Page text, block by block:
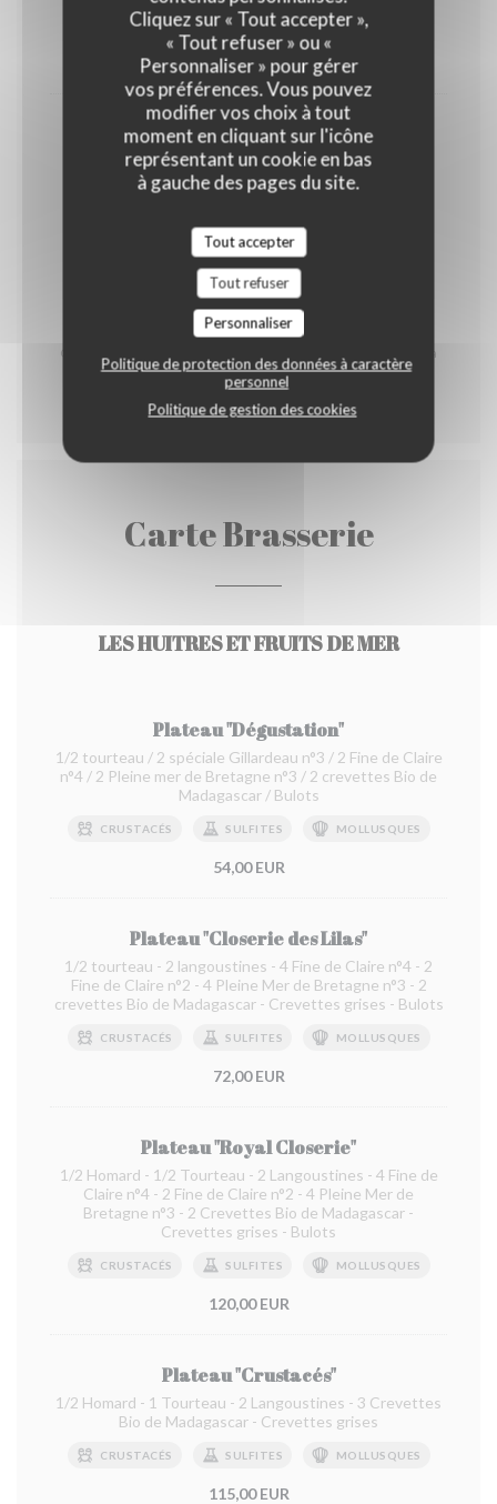
Cliquez sur « Tout accepter »,
« Tout refuser » ou «
Personnaliser » pour gérer
vos préférences. Vous pouvez
modifier vos choix à tout
moment en cliquant sur l'icône
représentant un cookie en bas
à gauche des pages du site.
Tout accepter
Tout refuser
Personnaliser
Politique de protection des données à caractère
personnel
Politique de gestion des cookies
OEUFS LAIT FRUITS À COQUE
13,00 EUR
Café & Mignardises
GLUTEN OEUFS LAIT
5,50 EUR
* Contient du porc
Carte des produits allergènes à votre disposition
Carte réalisée par notre Chef Johann Staskiewicz et sa
brigade
Carte Brasserie
LES HUITRES ET FRUITS DE MER
Plateau "Dégustation"
1/2 tourteau / 2 spéciale Gillardeau n°3 / 2 Fine de Claire
n°4 / 2 Pleine mer de Bretagne n°3 / 2 crevettes Bio de
Madagascar / Bulots
CRUSTACÉS SULFITES MOLLUSQUES
54,00 EUR
Plateau "Closerie des Lilas"
1/2 tourteau - 2 langoustines - 4 Fine de Claire n°4 - 2
Fine de Claire n°2 - 4 Pleine Mer de Bretagne n°3 - 2
crevettes Bio de Madagascar - Crevettes grises - Bulots
CRUSTACÉS SULFITES MOLLUSQUES
72,00 EUR
Plateau "Royal Closerie"
1/2 Homard - 1/2 Tourteau - 2 Langoustines - 4 Fine de
Claire n°4 - 2 Fine de Claire n°2 - 4 Pleine Mer de
Bretagne n°3 - 2 Crevettes Bio de Madagascar -
Crevettes grises - Bulots
CRUSTACÉS SULFITES MOLLUSQUES
120,00 EUR
Plateau "Crustacés"
1/2 Homard - 1 Tourteau - 2 Langoustines - 3 Crevettes
Bio de Madagascar - Crevettes grises
CRUSTACÉS SULFITES MOLLUSQUES
115,00 EUR